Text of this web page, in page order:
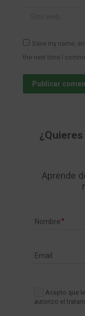
Save my name,
the next time I
Publicar
Aprende
Nombre
Email
Acepto que
autorizo el